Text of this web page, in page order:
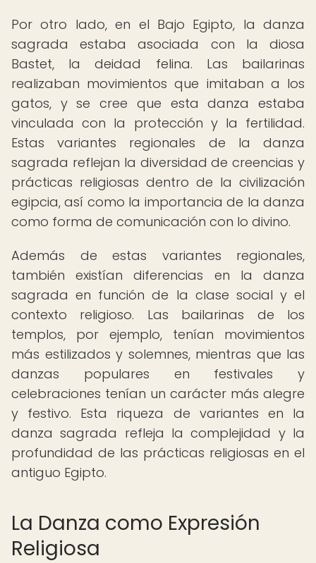
Por otro lado, en el Bajo Egipto, la danza
sagrada estaba asociada con la diosa
Bastet, la deidad felina. Las bailarinas
realizaban movimientos que imitaban a los
gatos, y se cree que esta danza estaba
vinculada con la protección y la fertilidad.
Estas variantes regionales de la danza
sagrada reflejan la diversidad de creencias y
prácticas religiosas dentro de la civilización
egipcia, así como la importancia de la danza
como forma de comunicación con lo divino.
Además de estas variantes regionales,
también existían diferencias en la danza
sagrada en función de la clase social y el
contexto religioso. Las bailarinas de los
templos, por ejemplo, tenían movimientos
más estilizados y solemnes, mientras que las
danzas populares en festivales y
celebraciones tenían un carácter más alegre
y festivo. Esta riqueza de variantes en la
danza sagrada refleja la complejidad y la
profundidad de las prácticas religiosas en el
antiguo Egipto.
La Danza como Expresión
Religiosa